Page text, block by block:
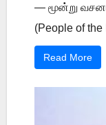
— மூன்று
(People of
Read More